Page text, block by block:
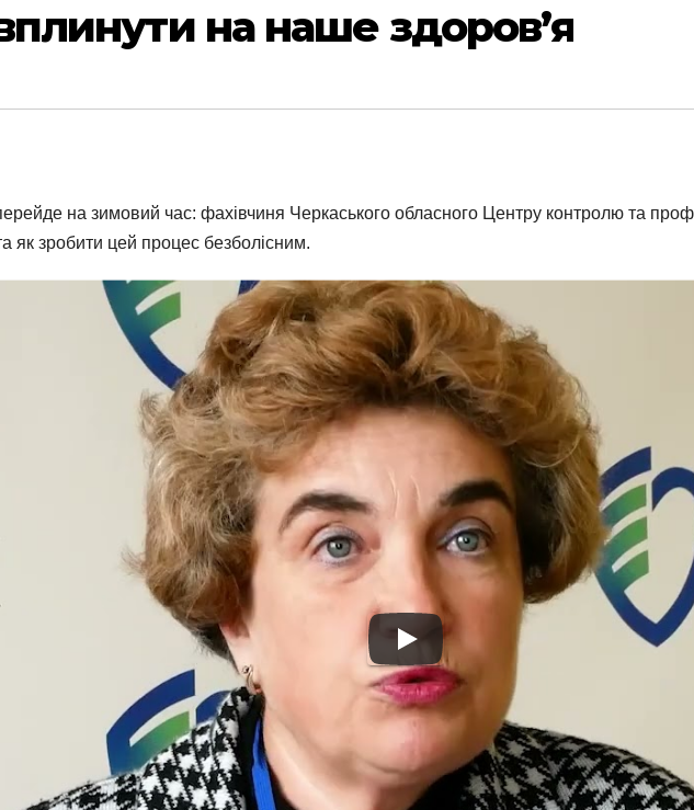
на наше здоров’я
перейде на зимовий час: фахівчиня Черкаського обласного Центру контролю та
як зробити цей процес безболісним.